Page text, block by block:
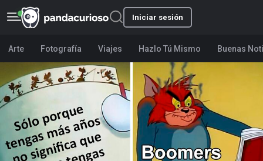
Iniciar sesión
Arte Fotografía Viajes Hazlo Tú Mismo Buenas